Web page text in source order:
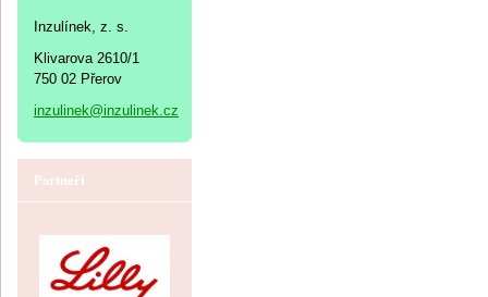
Inzulínek, z. s.
Klivarova 2610/1
750 02 Přerov
inzulinek@inzulinek.cz
Partneři